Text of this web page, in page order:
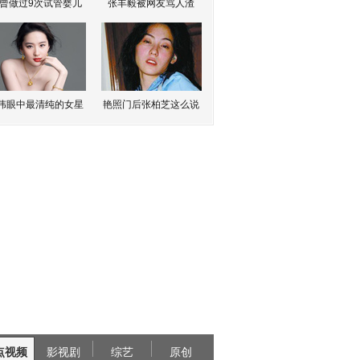
做过9次试管婴儿 张丰毅被网友骂人渣
眼中最清纯的女星 艳照门后张柏芝这么说
视频 影视剧 综艺 原创